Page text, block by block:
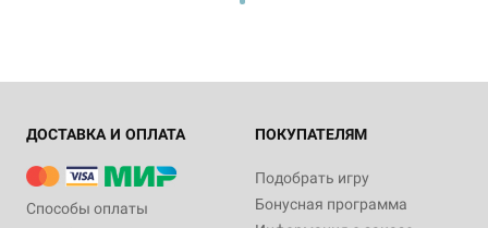
ДОСТАВКА И ОПЛАТА
Способы оплаты
ПОКУПАТЕЛЯМ
Подобрать игру
Бонусная программа